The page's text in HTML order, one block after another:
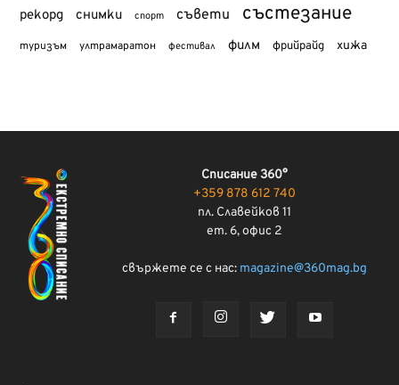
рекорд снимки спорт съвети състезание
туризъм ултрамаратон фестивал филм фрийрайд хижа
Списание 360°
+359 878 612 740
пл. Славейков 11
ет. 6, офис 2
свържете се с нас: magazine@360mag.bg